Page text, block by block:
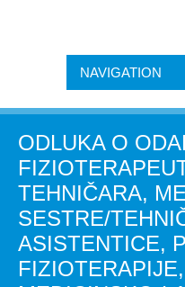
NAVIGATION
ODLUKA O
TEHNIČARA,
SESTRE/
ASISTENTICE,